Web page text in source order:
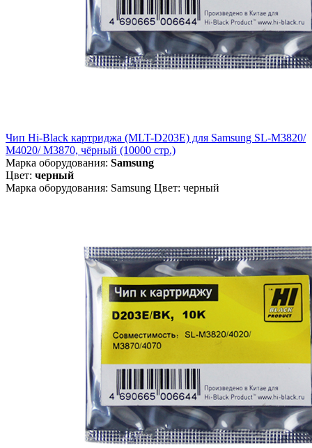
Чип Hi-Black картриджа (MLT-D203E) для Samsung SL-M3820/
M4020/ M3870, чёрный (10000 стр.)
Марка оборудования: Samsung
Цвет: черный
Марка оборудования: Samsung Цвет: черный